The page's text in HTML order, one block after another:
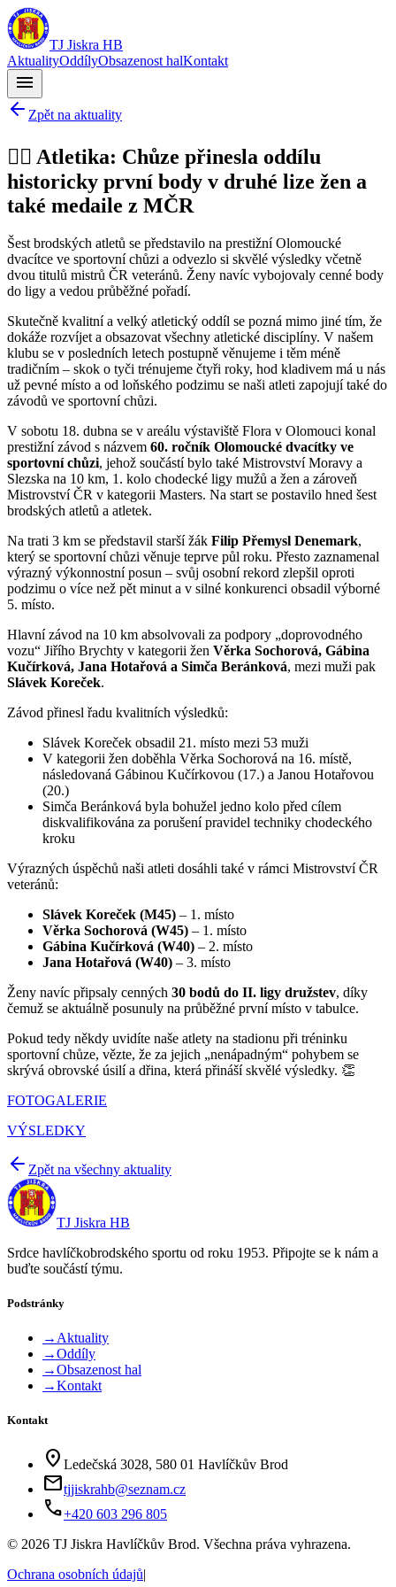
TJ Jiskra HB
AktualityOddílyObsazenost halKontakt
menu
Zpět na aktuality
🏃‍♂️ Atletika: Chůze přinesla oddílu
historicky první body v druhé lize žen a
také medaile z MČR
Šest brodských atletů se představilo na prestižní Olomoucké
dvacítce ve sportovní chůzi a odvezlo si skvělé výsledky včetně
dvou titulů mistrů ČR veteránů. Ženy navíc vybojovaly cenné body
do ligy a vedou průběžné pořadí.
Skutečně kvalitní a velký atletický oddíl se pozná mimo jiné tím, že
dokáže rozvíjet a obsazovat všechny atletické disciplíny. V našem
klubu se v posledních letech postupně věnujeme i těm méně
tradičním – skok o tyči trénujeme čtyři roky, hod kladivem má u nás
už pevné místo a od loňského podzimu se naši atleti zapojují také do
závodů ve sportovní chůzi.
V sobotu 18. dubna se v areálu výstaviště Flora v Olomouci konal
prestižní závod s názvem 60. ročník Olomoucké dvacítky ve
sportovní chůzi, jehož součástí bylo také Mistrovství Moravy a
Slezska na 10 km, 1. kolo chodecké ligy mužů a žen a zároveň
Mistrovství ČR v kategorii Masters. Na start se postavilo hned šest
brodských atletů a atletek.
Na trati 3 km se představil starší žák Filip Přemysl Denemark,
který se sportovní chůzi věnuje teprve půl roku. Přesto zaznamenal
výrazný výkonnostní posun – svůj osobní rekord zlepšil oproti
podzimu o více než pět minut a v silné konkurenci obsadil výborné
5. místo.
Hlavní závod na 10 km absolvovali za podpory „doprovodného
vozu“ Jiřího Brychty v kategorii žen Věrka Sochorová, Gábina
Kučírková, Jana Hotařová a Simča Beránková, mezi muži pak
Slávek Koreček.
Závod přinesl řadu kvalitních výsledků:
Slávek Koreček obsadil 21. místo mezi 53 muži
V kategorii žen doběhla Věrka Sochorová na 16. místě,
následovaná Gábinou Kučírkovou (17.) a Janou Hotařovou
(20.)
Simča Beránková byla bohužel jedno kolo před cílem
diskvalifikována za porušení pravidel techniky chodeckého
kroku
Výrazných úspěchů naši atleti dosáhli také v rámci Mistrovství ČR
veteránů:
Slávek Koreček (M45) – 1. místo
Věrka Sochorová (W45) – 1. místo
Gábina Kučírková (W40) – 2. místo
Jana Hotařová (W40) – 3. místo
Ženy navíc připsaly cenných 30 bodů do II. ligy družstev, díky
čemuž se aktuálně posunuly na průběžné první místo v tabulce.
Pokud tedy někdy uvidíte naše atlety na stadionu při tréninku
sportovní chůze, vězte, že za jejich „nenápadným“ pohybem se
skrývá obrovské úsilí a dřina, která přináší skvělé výsledky. 👏
FOTOGALERIE
VÝSLEDKY
Zpět na všechny aktuality
TJ Jiskra HB
Srdce havlíčkobrodského sportu od roku 1953. Připojte se k nám a
buďte součástí týmu.
Podstránky
→ Aktuality
→Oddíly
→Obsazenost hal
→Kontakt
Kontakt
location_on Ledečská 3028, 580 01 Havlíčkův Brod
mailtjjiskrahb@seznam.cz
phone+420 603 296 805
© 2026 TJ Jiskra Havlíčkův Brod. Všechna práva vyhrazena.
Ochrana osobních údajů|